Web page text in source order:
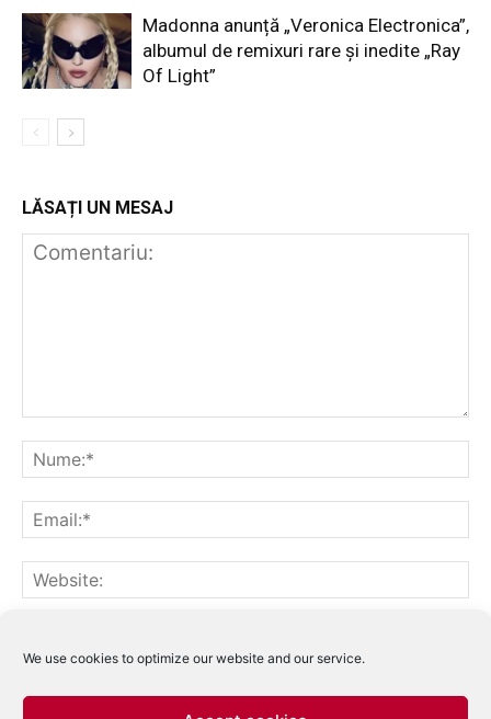
We use cookies to optimize our website and our service.
Madonna anunță „Veronica Electronica”,
albumul de remixuri rare și inedite „Ray
Of Light”
LĂSAȚI UN MESAJ
Notifică-mă prin email când sunt publicate articole noi.